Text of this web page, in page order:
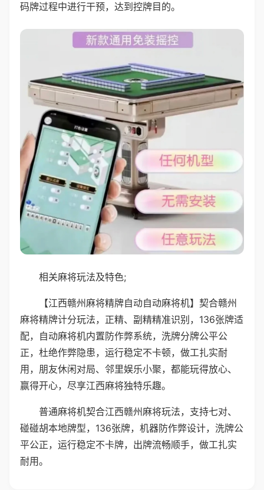
码牌过程中进行干预，达到控牌目的。
相关麻将玩法及特色;
【江西赣州麻将精牌自动自动麻将机】契合赣州
麻将精牌计分玩法，正精、副精精准识别，136张牌适
配，自动麻将机内置防作弊系统，洗牌分牌公平公
正，杜绝作弊隐患，运行稳定不卡顿，做工扎实耐
用，朋友休闲对局、邻里娱乐小聚，都能玩得放心、
赢得开心，尽享江西麻将独特乐趣。
普通麻将机契合江西赣州麻将玩法，支持七对、
碰碰胡本地牌型，136张牌，机器防作弊设计，洗牌公
平公正，运行稳定不卡牌，出牌流畅顺手，做工扎实
耐用。